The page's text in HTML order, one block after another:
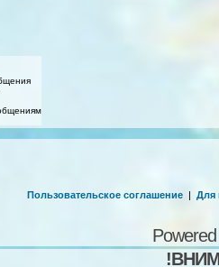
Пользовательское соглашение | Для